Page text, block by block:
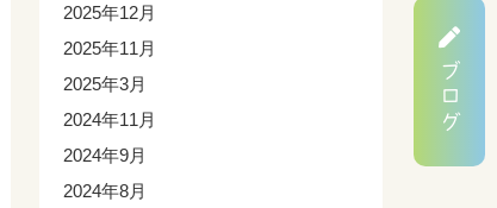
ブログ
2025年12月
2025年11月
2025年3月
2024年11月
2024年9月
2024年8月